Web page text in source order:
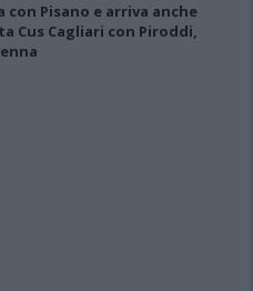
con Pisano e arriva anche
Cus Cagliari con Piroddi,